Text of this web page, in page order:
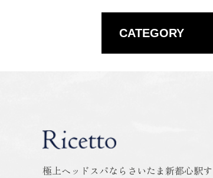
CATEGORY
極上ヘッドスパならさいたま新都心駅